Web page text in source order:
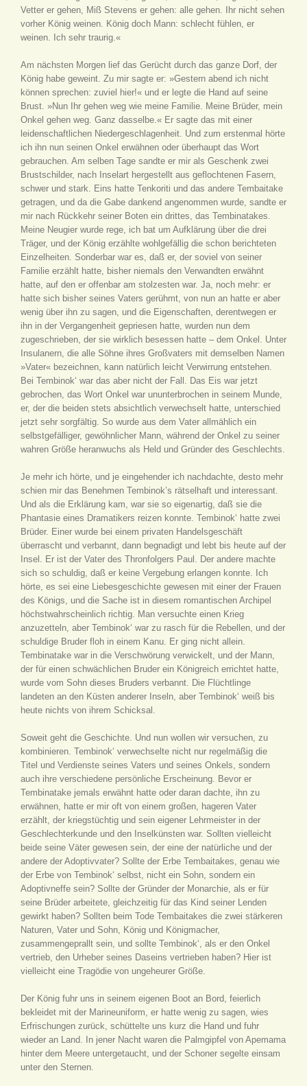
Vetter er gehen, Miß Stevens er gehen: alle gehen. Ihr nicht sehen
vorher König weinen. König doch Mann: schlecht fühlen, er
weinen. Ich sehr traurig.«
Am nächsten Morgen lief das Gerücht durch das ganze Dorf, der
König habe geweint. Zu mir sagte er: »Gestern abend ich nicht
können sprechen: zuviel hier!« und er legte die Hand auf seine
Brust. »Nun Ihr gehen weg wie meine Familie. Meine Brüder, mein
Onkel gehen weg. Ganz dasselbe.« Er sagte das mit einer
leidenschaftlichen Niedergeschlagenheit. Und zum erstenmal hörte
ich ihn nun seinen Onkel erwähnen oder überhaupt das Wort
gebrauchen. Am selben Tage sandte er mir als Geschenk zwei
Brustschilder, nach Inselart hergestellt aus geflochtenen Fasern,
schwer und stark. Eins hatte Tenkoriti und das andere Tembaitake
getragen, und da die Gabe dankend angenommen wurde, sandte er
mir nach Rückkehr seiner Boten ein drittes, das Tembinatakes.
Meine Neugier wurde rege, ich bat um Aufklärung über die drei
Träger, und der König erzählte wohlgefällig die schon berichteten
Einzelheiten. Sonderbar war es, daß er, der soviel von seiner
Familie erzählt hatte, bisher niemals den Verwandten erwähnt
hatte, auf den er offenbar am stolzesten war. Ja, noch mehr: er
hatte sich bisher seines Vaters gerühmt, von nun an hatte er aber
wenig über ihn zu sagen, und die Eigenschaften, derentwegen er
ihn in der Vergangenheit gepriesen hatte, wurden nun dem
zugeschrieben, der sie wirklich besessen hatte – dem Onkel. Unter
Insulanern, die alle Söhne ihres Großvaters mit demselben Namen
»Vater« bezeichnen, kann natürlich leicht Verwirrung entstehen.
Bei Tembinok‘ war das aber nicht der Fall. Das Eis war jetzt
gebrochen, das Wort Onkel war ununterbrochen in seinem Munde,
er, der die beiden stets absichtlich verwechselt hatte, unterschied
jetzt sehr sorgfältig. So wurde aus dem Vater allmählich ein
selbstgefälliger, gewöhnlicher Mann, während der Onkel zu seiner
wahren Größe heranwuchs als Held und Gründer des Geschlechts.
Je mehr ich hörte, und je eingehender ich nachdachte, desto mehr
schien mir das Benehmen Tembinok’s rätselhaft und interessant.
Und als die Erklärung kam, war sie so eigenartig, daß sie die
Phantasie eines Dramatikers reizen konnte. Tembinok‘ hatte zwei
Brüder. Einer wurde bei einem privaten Handelsgeschäft
überrascht und verbannt, dann begnadigt und lebt bis heute auf der
Insel. Er ist der Vater des Thronfolgers Paul. Der andere machte
sich so schuldig, daß er keine Vergebung erlangen konnte. Ich
hörte, es sei eine Liebesgeschichte gewesen mit einer der Frauen
des Königs, und die Sache ist in diesem romantischen Archipel
höchstwahrscheinlich richtig. Man versuchte einen Krieg
anzuzetteln, aber Tembinok‘ war zu rasch für die Rebellen, und der
schuldige Bruder floh in einem Kanu. Er ging nicht allein.
Tembinatake war in die Verschwörung verwickelt, und der Mann,
der für einen schwächlichen Bruder ein Königreich errichtet hatte,
wurde vom Sohn dieses Bruders verbannt. Die Flüchtlinge
landeten an den Küsten anderer Inseln, aber Tembinok‘ weiß bis
heute nichts von ihrem Schicksal.
Soweit geht die Geschichte. Und nun wollen wir versuchen, zu
kombinieren. Tembinok‘ verwechselte nicht nur regelmäßig die
Titel und Verdienste seines Vaters und seines Onkels, sondern
auch ihre verschiedene persönliche Erscheinung. Bevor er
Tembinatake jemals erwähnt hatte oder daran dachte, ihn zu
erwähnen, hatte er mir oft von einem großen, hageren Vater
erzählt, der kriegstüchtig und sein eigener Lehrmeister in der
Geschlechterkunde und den Inselkünsten war. Sollten vielleicht
beide seine Väter gewesen sein, der eine der natürliche und der
andere der Adoptivvater? Sollte der Erbe Tembaitakes, genau wie
der Erbe von Tembinok‘ selbst, nicht ein Sohn, sondern ein
Adoptivneffe sein? Sollte der Gründer der Monarchie, als er für
seine Brüder arbeitete, gleichzeitig für das Kind seiner Lenden
gewirkt haben? Sollten beim Tode Tembaitakes die zwei stärkeren
Naturen, Vater und Sohn, König und Königmacher,
zusammengeprallt sein, und sollte Tembinok‘, als er den Onkel
vertrieb, den Urheber seines Daseins vertrieben haben? Hier ist
vielleicht eine Tragödie von ungeheurer Größe.
Der König fuhr uns in seinem eigenen Boot an Bord, feierlich
bekleidet mit der Marineuniform, er hatte wenig zu sagen, wies
Erfrischungen zurück, schüttelte uns kurz die Hand und fuhr
wieder an Land. In jener Nacht waren die Palmgipfel von Apemama
hinter dem Meere untergetaucht, und der Schoner segelte einsam
unter den Sternen.